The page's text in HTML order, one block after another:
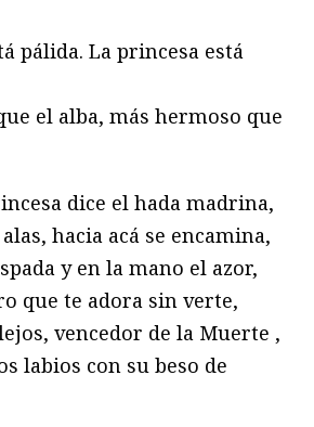
pálida. La princesa está
el alba, más hermoso que
dice el hada madrina,
hacia acá se encamina,
y en la mano el azor,
que te adora sin verte,
vencedor de la Muerte ,
labios con su beso de